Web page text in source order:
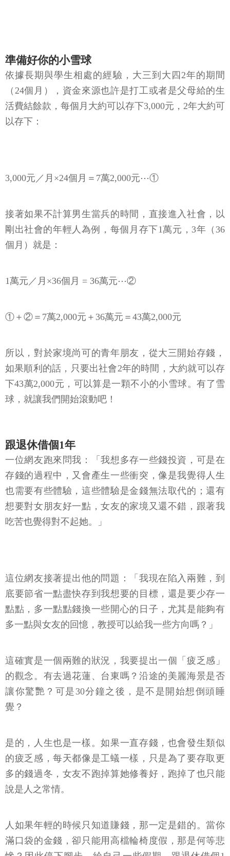
準備好你的小雪球
依據長期與學生相處的經驗，大三到大四2年的期間
（24個月），資金來源也許是打工或者是父母給的生
活費結餘款，每個月大約可以存下3,000元，2年大約可
以存下：
3,000元／月×24個月＝7萬2,000元⋯①
接著如果不計算男生當兵的時間，直接進入社會，以
剛出社會的年輕人為例，每個月存下1萬元，3年（36
個月）就是：
1萬元／月×36個月 = 36萬元⋯②
①＋②＝7萬2,000元＋36萬元＝43萬2,000元
所以，對於家境尚可的青年朋友，從大三開始存錢，
如果順利的話，只要出社會2年的時間，大約就可以存
下43萬2,000元，可以算是一顆不小的小雪球。有了雪
球，就讓我們開始滾動吧！
跟退休借個1年
一位網友跑來問我：「我想多存一些錢投資，可是在
存錢的過程中，又會產生一些衝突，像是我覺得人生
也需要有些體驗，這些體驗是金錢無法取代的；還有
想要對女朋友好一點，女友的家境又還不錯，跟著我
吃苦也覺得對不起她。」
這位網友接著提出他的問題：「我現在陷入兩難，到
底要節省一點盡快存到我想要的目標，還是要少存一
點點，多一點點錢換一些開心的日子，尤其是能夠有
多一點與女友的回憶，教授可以給我一些方向嗎？」
這確實是一個兩難的狀況，我要提出一個「疲乏感」
的觀念。有去過花蓮、台東嗎？沿途的美麗海景是否
讓你驚艷？可是30分鐘之後，是不是開始想倒頭睡
覺？
是的，人生也是一樣。如果一直存錢，也會發生類似
的疲乏感，每天都像是工蟻一樣，只是為了要存取更
多的錢過冬，女友不跑掉算她修養好，跑掉了也只能
說是人之常情。
人如果年輕的時候只知道賺錢，那一定是錯的。當你
滿口袋的金錢，卻只能用高檔輪椅度假，那是何等悲